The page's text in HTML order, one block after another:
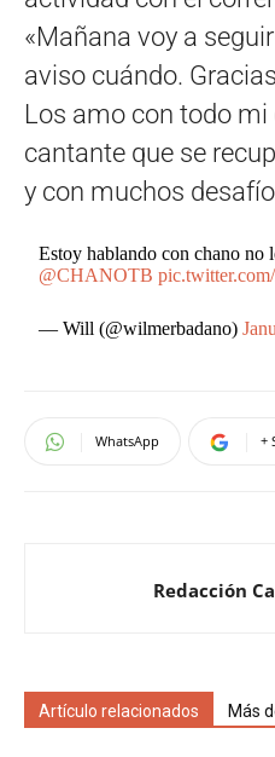
«Mañana voy a
aviso cuándo.
Los amo con todo mi
cantante que se
y con muchos
Estoy hablando con chano no
@CHANOTB
— Will (@wilmerbadano)
WhatsApp +
Redacción
Artículo relacionados Más